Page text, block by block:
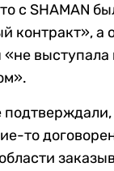
с SHAMAN
контракт», а
выступала
то